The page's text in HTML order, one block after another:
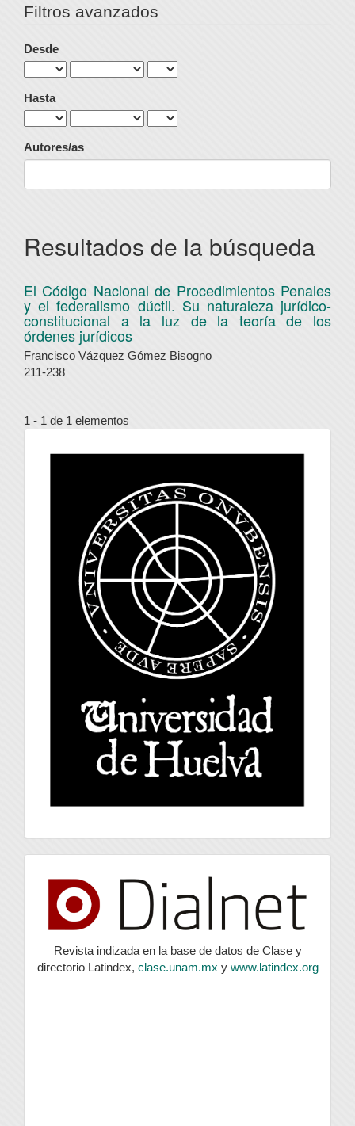
Filtros avanzados
Desde
Hasta
Autores/as
Resultados de la búsqueda
El Código Nacional de Procedimientos Penales
y el federalismo dúctil. Su naturaleza jurídico-
constitucional a la luz de la teoría de los
órdenes jurídicos
Francisco Vázquez Gómez Bisogno
211-238
1 - 1 de 1 elementos
universidad
index
Revista indizada en la base de datos de Clase y
directorio Latindex, clase.unam.mx y www.latindex.org